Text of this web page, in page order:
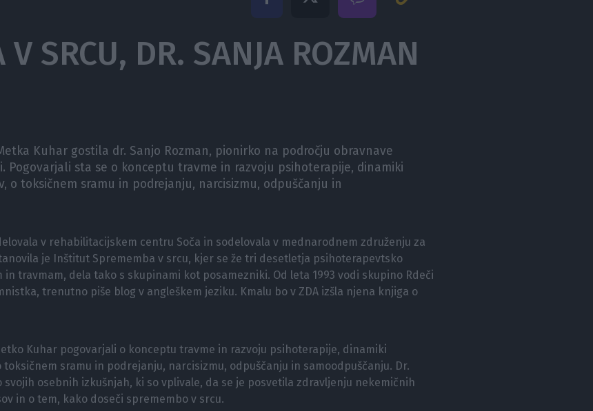
SRCU, DR. SANJA ROZMAN
Kuhar gostila dr. Sanjo Rozman, pionirko na področju obravnave
Pogovarjali sta se o konceptu travme in razvoju psihoterapije, dinamiki
o toksičnem sramu in podrejanju, narcisizmu, odpuščanju in
v rehabilitacijskem centru Soča in sodelovala v mednarodnem združenju za
je Inštitut Sprememba v srcu, kjer se že tri desetletja psihoterapevtsko
travmam, dela tako s skupinami kot posamezniki. Od leta 1993 vodi skupino Rdeči
trenutno piše blog v angleškem jeziku. Kmalu bo v ZDA izšla njena knjiga o
Kuhar pogovarjali o konceptu travme in razvoju psihoterapije, dinamiki
sramu in podrejanju, narcisizmu, odpuščanju in samoodpuščanju. Dr.
svojih osebnih izkušnjah, ki so vplivale, da se je posvetila zdravljenju nekemičnih
in o tem, kako doseči spremembo v srcu.